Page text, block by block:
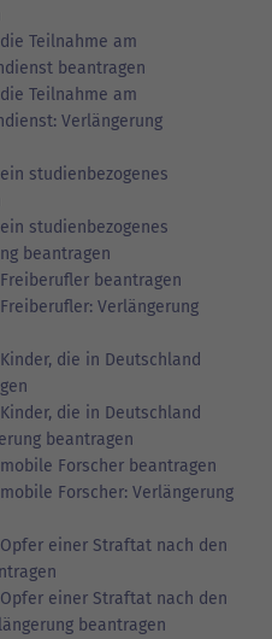
Teilnahme am
beantragen
Teilnahme am
Verlängerung
studienbezogenes
studienbezogenes
beantragen
beantragen
Verlängerung
die in Deutschland
die in Deutschland
beantragen
Forscher beantragen
Forscher: Verlängerung
einer Straftat nach den
einer Straftat nach den
beantragen